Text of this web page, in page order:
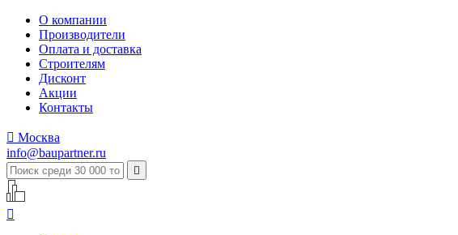
О компании
Производители
Оплата и доставка
Строителям
Дисконт
Акции
Контакты
 Москва
info@baupartner.ru

